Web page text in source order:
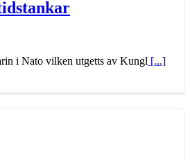
i Nato vilken utgetts av Kungl [...]